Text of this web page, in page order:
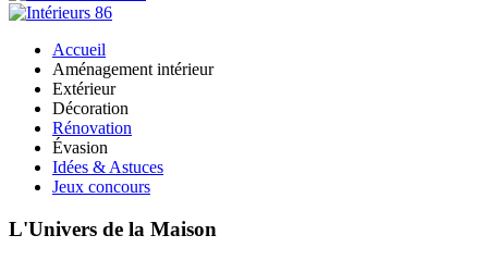
Accueil
Aménagement intérieur
Extérieur
Décoration
Rénovation
Évasion
Idées & Astuces
Jeux concours
L'Univers de la Maison